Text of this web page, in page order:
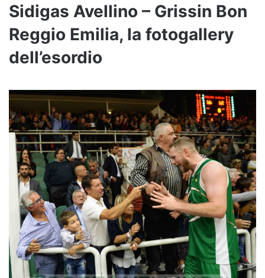
Sidigas Avellino – Grissin Bon
Reggio Emilia, la fotogallery
dell’esordio